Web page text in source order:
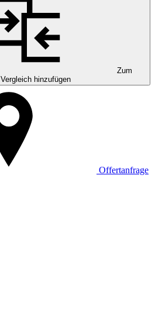
Zum
Vergleich hinzufügen
Offertanfrage